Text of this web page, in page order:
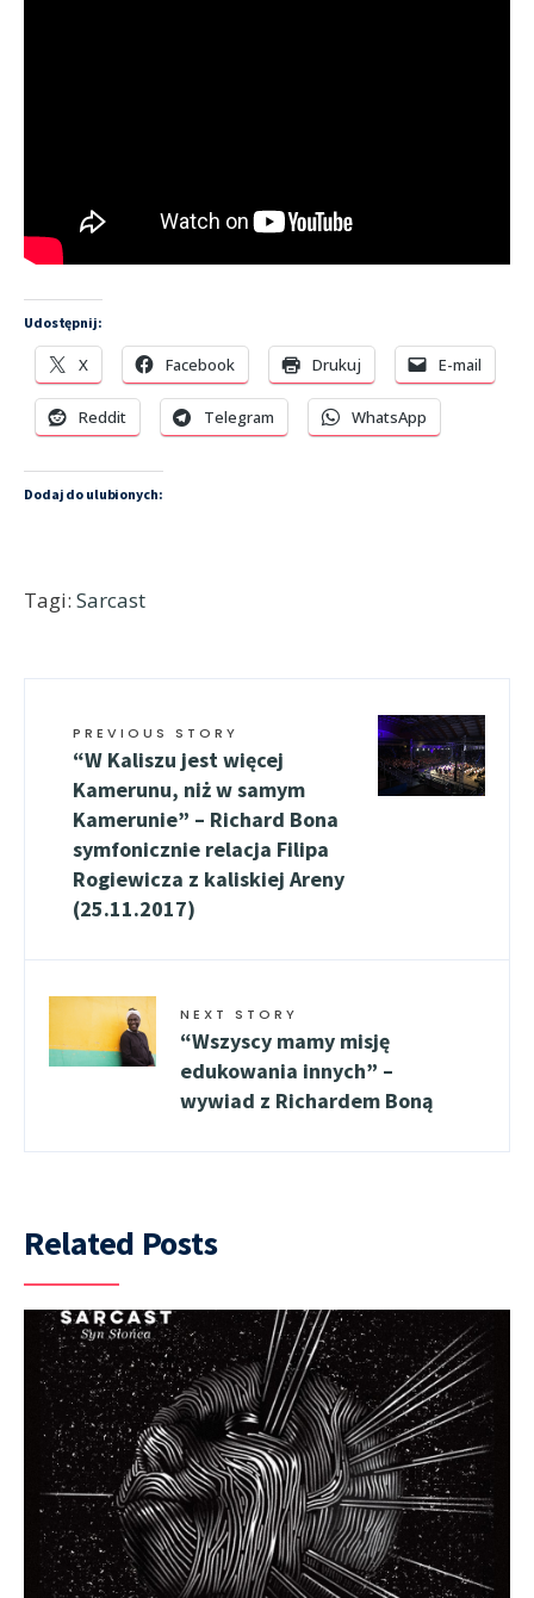
Udostępnij:
X Facebook Drukuj E-mail
Reddit Telegram WhatsApp
Dodaj do ulubionych:
Tagi: Sarcast
PREVIOUS STORY
“W Kaliszu jest więcej
Kamerunu, niż w samym
Kamerunie” – Richard Bona
symfonicznie relacja Filipa
Rogiewicza z kaliskiej Areny
(25.11.2017)
NEXT STORY
“Wszyscy mamy misję
edukowania innych” –
wywiad z Richardem Boną
Related Posts